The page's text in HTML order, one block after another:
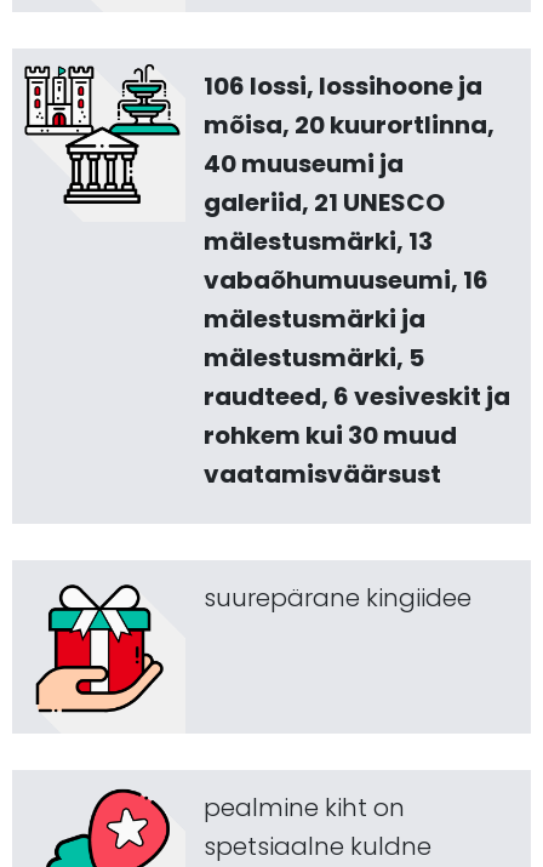
106 lossi, lossihoone ja
mõisa, 20 kuurortlinna,
40 muuseumi ja
galeriid, 21 UNESCO
mälestusmärki, 13
vabaõhumuuseumi, 16
mälestusmärki ja
mälestusmärki, 5
raudteed, 6 vesiveskit ja
rohkem kui 30 muud
vaatamisväärsust
suurepärane kingiidee
pealmine kiht on
spetsiaalne kuldne